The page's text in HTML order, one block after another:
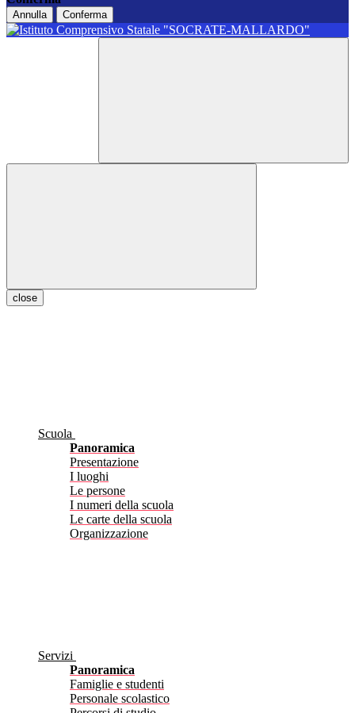
Annulla Conferma
close
Scuola
Panoramica
Presentazione
I luoghi
Le persone
I numeri della scuola
Le carte della scuola
Organizzazione
Servizi
Panoramica
Famiglie e studenti
Personale scolastico